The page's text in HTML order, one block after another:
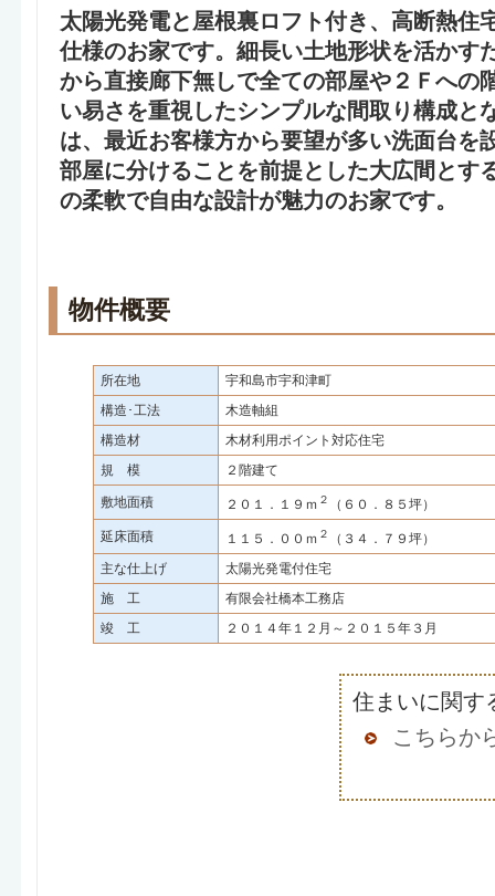
太陽光発電と屋根裏ロフト付き、高断熱住
仕様のお家です。細長い土地形状を活かす
から直接廊下無しで全ての部屋や２Ｆへの
い易さを重視したシンプルな間取り構成と
は、最近お客様方から要望が多い洗面台を
部屋に分けることを前提とした大広間とす
の柔軟で自由な設計が魅力のお家です。
物件概要
所在地
宇和島市宇和津町
構造･工法
木造軸組
構造材
木材利用ポイント対応住宅
規 模
２階建て
敷地面積 ２０１．１９ｍ ２ （６０．８５坪）
延床面積 １１５．００ｍ ２
（３４．７９坪）
主な仕上げ
太陽光発電付住宅
施 工
有限会社橋本工務店
竣 工
２０１４年１２月～２０１５年３月
住まいに関す
こちらか